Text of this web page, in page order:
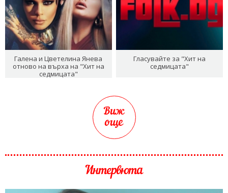
Галена и Цветелина Янева
отново на върха на "Хит на
седмицата"
Гласувайте за "Хит на
седмицата"
Виж
още
Интервюта